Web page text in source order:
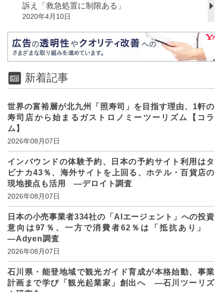
訴え「救急処置に制限ある」
2020年4月10日
新着記事
世界の富裕層が北九州「照寿司」を目指す理由、1軒の
寿司店から始まるガストロノミーツーリズム【コラ
ム】
2026年08月07日
インバウンドの体験予約、日本の予約サイト利用はタ
ビナカ43％、海外サイトを上回る、ホテル・百貨店の
現地接点も活用 ―デロイト調査
2026年08月07日
日本の小売事業者334社の「AIエージェント」への投資
意向は97％、一方で消費者62％は「抵抗あり」
―Adyen調査
2026年08月07日
石川県・能登地域で観光ガイド育成が本格始動、事業
計画まで学び「観光起業家」創出へ ―石川ツーリズ